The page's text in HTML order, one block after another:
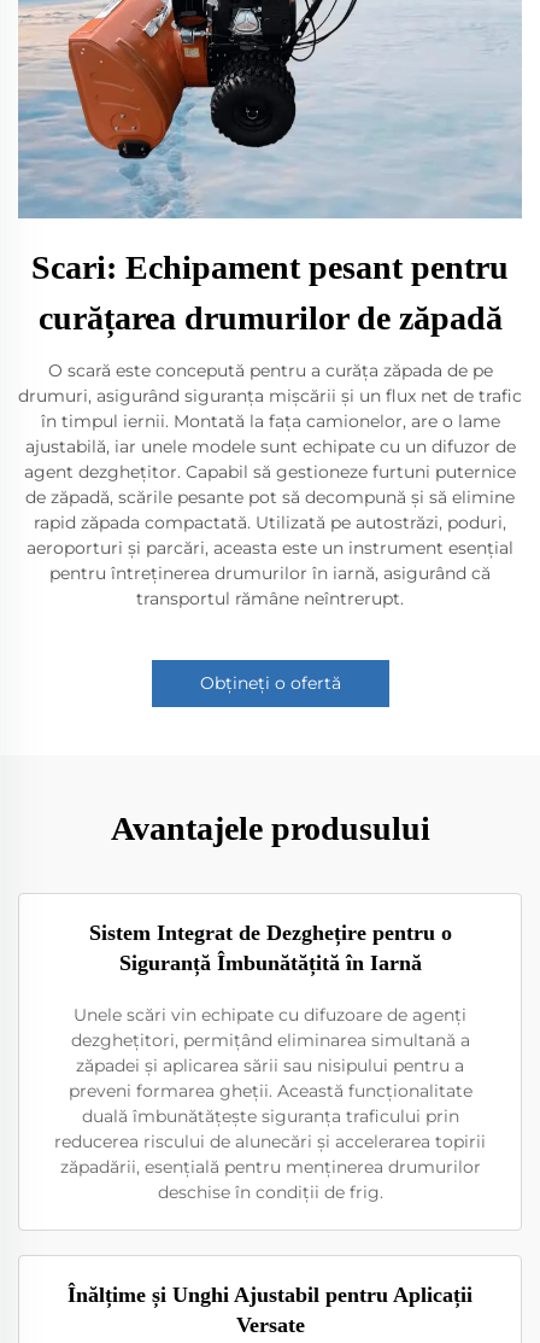
Scari: Echipament pesant pentru
curățarea drumurilor de zăpadă
O scară este concepută pentru a curăța zăpada de pe
drumuri, asigurând siguranța mișcării și un flux net de trafic
în timpul iernii. Montată la fața camionelor, are o lame
ajustabilă, iar unele modele sunt echipate cu un difuzor de
agent dezghețitor. Capabil să gestioneze furtuni puternice
de zăpadă, scările pesante pot să decompună și să elimine
rapid zăpada compactată. Utilizată pe autostrăzi, poduri,
aeroporturi și parcări, aceasta este un instrument esențial
pentru întreținerea drumurilor în iarnă, asigurând că
transportul rămâne neîntrerupt.
Obțineți o ofertă
Avantajele produsului
Sistem Integrat de Dezghețire pentru o
Siguranță Îmbunătățită în Iarnă
Unele scări vin echipate cu difuzoare de agenți
dezghețitori, permițând eliminarea simultană a
zăpadei și aplicarea sării sau nisipului pentru a
preveni formarea gheții. Această funcționalitate
duală îmbunătățește siguranța traficului prin
reducerea riscului de alunecări și accelerarea topirii
zăpadării, esențială pentru menținerea drumurilor
deschise în condiții de frig.
Înălțime și Unghi Ajustabil pentru Aplicații
Versate